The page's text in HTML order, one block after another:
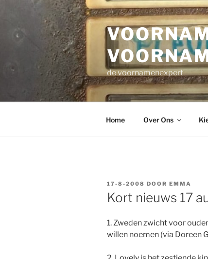
inhoud
de voornamenexpert
Home Over Ons
GEPLAATST
OP
17-8-2008 DOOR EMMA
Kort nieuws 17
1. Zweden zwicht voor
willen noemen (via Doreen